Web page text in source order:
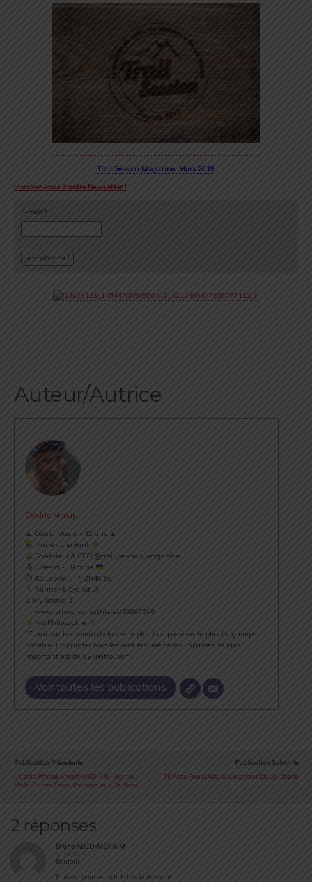
Trail Session Magazine, Mars 2019
Inscrivez-vous à notre Newsletter !
E-mail *
Auteur/Autrice
Cédric Masip
▲ Cédric Masip - 42 ans ▲
Marié - 1 enfant
Fondateur & CEO @trail_session_magazine
Odessa - Ukraine
⏱ 42.195km [RP] 2h46’52
Runner & Cyclist
⇣ My Strava ⇣
→ www.strava.com/athletes/18867396
Ma Philosophie
"Courir sur le chemin de la vie, le plus loin possible, le plus longtemps
possible. Emprunter tous les sentiers, même les impasses, le plus
important est de s’y (re)trouver".
Voir toutes les publications
Publication Précédente
Casio Protrek Smart WSD-F30 : Montre
Multi-Cartes (sans Mauvais Jeux De Mots)
Publication Suivante
TicPods Free Lifestyle : L'écouteur De La Liberté
...
2 réponses
Bruno ABED-MERAIM
11 juin 2019
Bonjour
Et merci pour cet article très intéressant.